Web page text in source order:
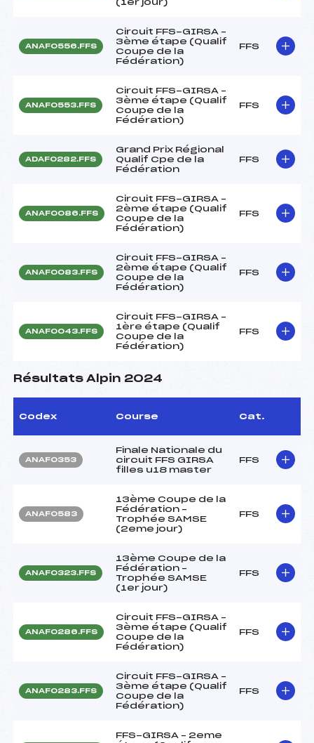
(1er jour)
ANAF0556.FFS
Circuit FFS-GIRSA –
3ème étape (Qualif
Coupe de la
Fédération)
FFS
ANAF0553.FFS
Circuit FFS-GIRSA –
3ème étape (Qualif
Coupe de la
Fédération)
FFS
ADAF0282.FFS
Grand Prix Régional
Qualif Cpe de la
Fédération
FFS
ANAF0086.FFS
Circuit FFS-GIRSA –
2ème étape (Qualif
Coupe de la
Fédération)
FFS
ANAF0083.FFS
Circuit FFS-GIRSA –
2ème étape (Qualif
Coupe de la
Fédération)
FFS
ANAF0043.FFS
Circuit FFS-GIRSA –
1ère étape (Qualif
Coupe de la
Fédération)
FFS
Résultats Alpin 2024
Codex Course Cat.
ANAF0353
Finale Nationale du
circuit FFS GIRSA
filles u18 master
FFS
ANAF0583
13ème Coupe de la
Fédération –
Trophée SAMSE
(2eme jour)
FFS
ANAF0323.FFS
13ème Coupe de la
Fédération –
Trophée SAMSE
(1er jour)
FFS
ANAF0286.FFS
Circuit FFS-GIRSA –
3ème étape (Qualif
Coupe de la
Fédération)
FFS
ANAF0283.FFS
Circuit FFS-GIRSA –
3ème étape (Qualif
Coupe de la
Fédération)
FFS
FFS-GIRSA – 2eme